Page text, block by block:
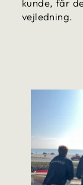
kunde, får
vejledning.